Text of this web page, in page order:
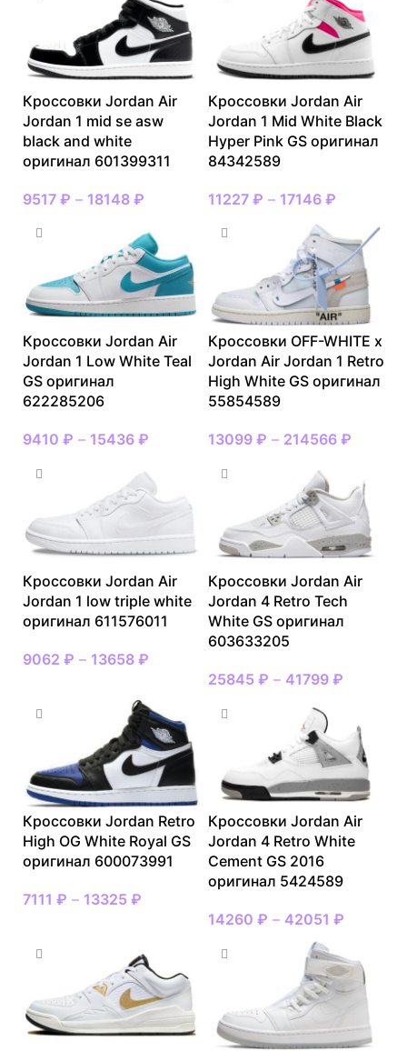
Кроссовки Jordan Air
Jordan 1 mid se asw
black and white
оригинал 601399311
9517 ₽ – 18148 ₽
Кроссовки Jordan Air
Jordan 1 Mid White Black
Hyper Pink GS оригинал
84342589
11227 ₽ – 17146 ₽
Кроссовки Jordan Air
Jordan 1 Low White Teal
GS оригинал
622285206
9410 ₽ – 15436 ₽
Кроссовки OFF-WHITE x
Jordan Air Jordan 1 Retro
High White GS оригинал
55854589
13099 ₽ – 214566 ₽
Кроссовки Jordan Air
Jordan 1 low triple white
оригинал 611576011
9062 ₽ – 13658 ₽
Кроссовки Jordan Air
Jordan 4 Retro Tech
White GS оригинал
603633205
25845 ₽ – 41799 ₽
Кроссовки Jordan Retro
High OG White Royal GS
оригинал 600073991
7111 ₽ – 13325 ₽
Кроссовки Jordan Air
Jordan 4 Retro White
Cement GS 2016
оригинал 5424589
14260 ₽ – 42051 ₽